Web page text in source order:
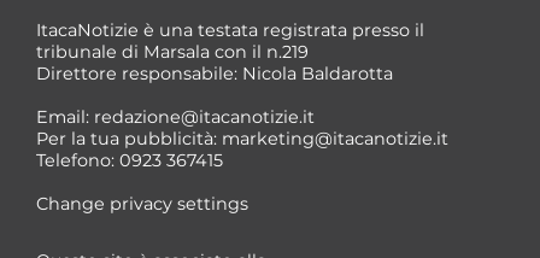
*
ItacaNotizie è una testata registrata presso il
tribunale di Marsala con il n.219
Direttore responsabile: Nicola Baldarotta
Email: redazione@itacanotizie.it
Per la tua pubblicità: marketing@itacanotizie.it
Telefono: 0923 367415
Change privacy settings